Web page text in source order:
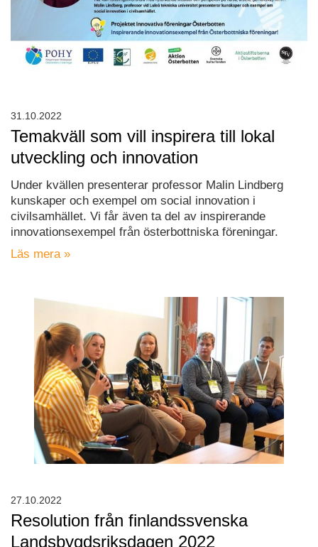
Temakväll som vill inspirera till lokal
utveckling och innovation
Under kvällen presenterar professor Malin Lindberg
kunskaper och exempel om social innovation i
civilsamhället. Vi får även ta del av inspirerande
innovationsexempel från österbottniska föreningar.
Läs mera »
31.10.2022
Resolution från finlandssvenska
Landsbygdsriksdagen 2022
27.10.2022